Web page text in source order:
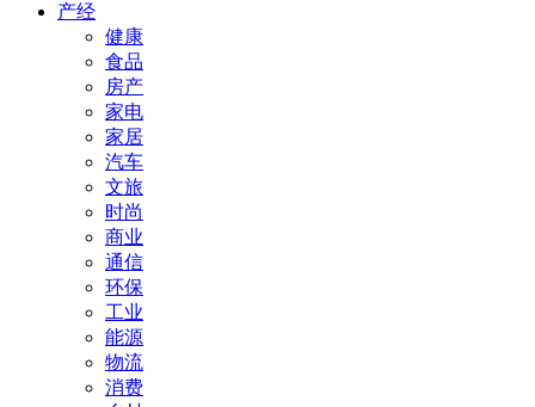
产经
健康
食品
房产
家电
家居
汽车
文旅
时尚
商业
通信
环保
工业
能源
物流
消费